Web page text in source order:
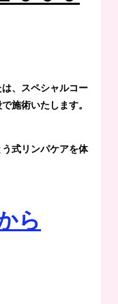
、スペシャルコー
施術いたします。
式リンパケアを体
ら